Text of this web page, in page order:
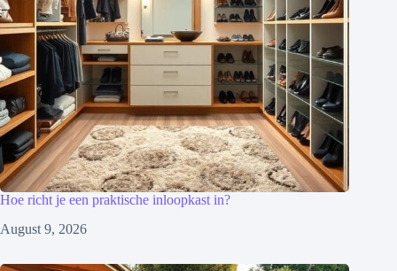
Hoe richt je een praktische inloopkast in?
August 9, 2026